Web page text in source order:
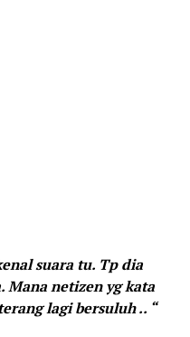
suara tu. Tp dia
Mana netizen yg kata
lagi bersuluh .. “